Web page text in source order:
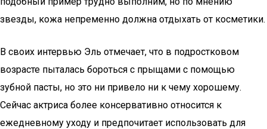
звезды, кожа непременно должна отдыхать от косметики.
В своих интервью Эль отмечает, что в подростковом
возрасте пыталась бороться с прыщами с помощью
зубной пасты, но это ни привело ни к чему хорошему.
Сейчас актриса более консервативно относится к
ежедневному уходу и предпочитает использовать для